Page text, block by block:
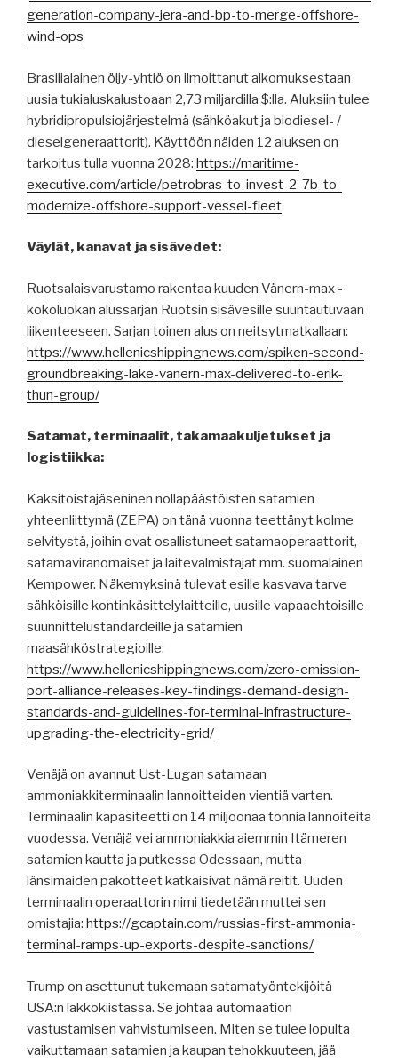
generation-company-jera-and-bp-to-merge-offshore-
wind-ops
Brasilialainen öljy-yhtiö on ilmoittanut aikomuksestaan
uusia tukialuskalustoaan 2,73 miljardilla $:lla. Aluksiin tulee
hybridipropulsiojärjestelmä (sähköakut ja biodiesel- /
dieselgeneraattorit). Käyttöön näiden 12 aluksen on
tarkoitus tulla vuonna 2028: https://maritime-
executive.com/article/petrobras-to-invest-2-7b-to-
modernize-offshore-support-vessel-fleet
Väylät, kanavat ja sisävedet:
Ruotsalaisvarustamo rakentaa kuuden Vänern-max -
kokoluokan alussarjan Ruotsin sisävesille suuntautuvaan
liikenteeseen. Sarjan toinen alus on neitsytmatkallaan:
https://www.hellenicshippingnews.com/spiken-second-
groundbreaking-lake-vanern-max-delivered-to-erik-
thun-group/
Satamat, terminaalit, takamaakuljetukset ja
logistiikka:
Kaksitoistajäseninen nollapäästöisten satamien
yhteenliittymä (ZEPA) on tänä vuonna teettänyt kolme
selvitystä, joihin ovat osallistuneet satamaoperaattorit,
satamaviranomaiset ja laitevalmistajat mm. suomalainen
Kempower. Näkemyksinä tulevat esille kasvava tarve
sähköisille kontinkäsittelylaitteille, uusille vapaaehtoisille
suunnittelustandardeille ja satamien
maasähköstrategioille:
https://www.hellenicshippingnews.com/zero-emission-
port-alliance-releases-key-findings-demand-design-
standards-and-guidelines-for-terminal-infrastructure-
upgrading-the-electricity-grid/
Venäjä on avannut Ust-Lugan satamaan
ammoniakkiterminaalin lannoitteiden vientiä varten.
Terminaalin kapasiteetti on 14 miljoonaa tonnia lannoiteita
vuodessa. Venäjä vei ammoniakkia aiemmin Itämeren
satamien kautta ja putkessa Odessaan, mutta
länsimaiden pakotteet katkaisivat nämä reitit. Uuden
terminaalin operaattorin nimi tiedetään muttei sen
omistajia: https://gcaptain.com/russias-first-ammonia-
terminal-ramps-up-exports-despite-sanctions/
Trump on asettunut tukemaan satamatyöntekijöitä
USA:n lakkokiistassa. Se johtaa automaation
vastustamisen vahvistumiseen. Miten se tulee lopulta
vaikuttamaan satamien ja kaupan tehokkuuteen, jää